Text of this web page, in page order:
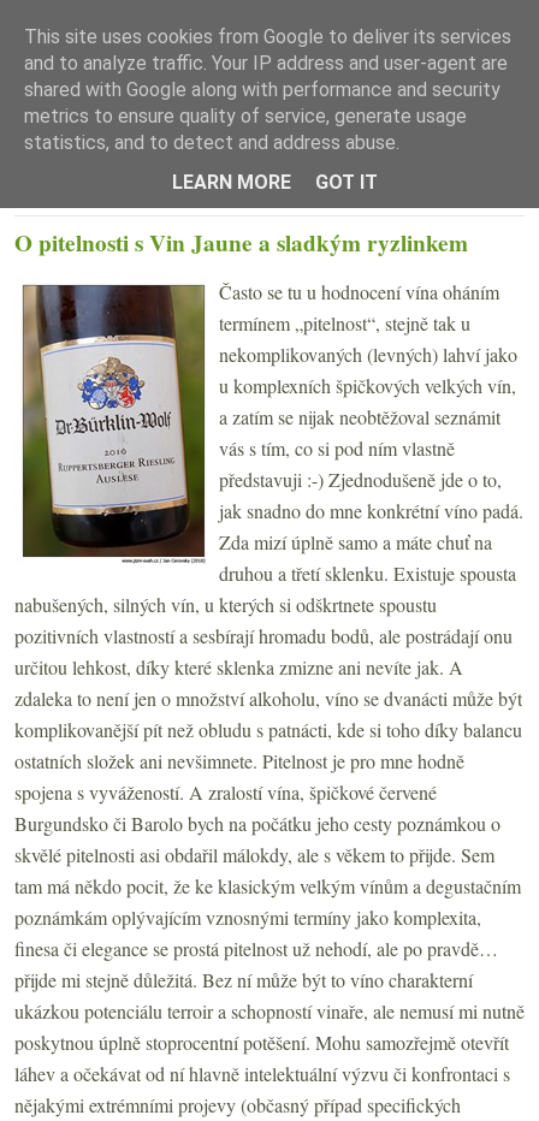
☰ Menu
O pitelnosti s Vin Jaune a sladkým ryzlinkem
Často se tu u hodnocení vína oháním
termínem „pitelnost“, stejně tak u
nekomplikovaných (levných) lahví jako
u komplexních špičkových velkých vín,
a zatím se nijak neobtěžoval seznámit
vás s tím, co si pod ním vlastně
představuji :-) Zjednodušeně jde o to,
jak snadno do mne konkrétní víno padá.
Zda mizí úplně samo a máte chuť na
druhou a třetí sklenku. Existuje spousta
nabušených, silných vín, u kterých si odškrtnete spoustu
pozitivních vlastností a sesbírají hromadu bodů, ale postrádají onu
určitou lehkost, díky které sklenka zmizne ani nevíte jak. A
zdaleka to není jen o množství alkoholu, víno se dvanácti může být
komplikovanější pít než obludu s patnácti, kde si toho díky balancu
ostatních složek ani nevšimnete. Pitelnost je pro mne hodně
spojena s vyvážeností. A zralostí vína, špičkové červené
Burgundsko či Barolo bych na počátku jeho cesty poznámkou o
skvělé pitelnosti asi obdařil málokdy, ale s věkem to přijde. Sem
tam má někdo pocit, že ke klasickým velkým vínům a degustačním
poznámkám oplývajícím vznosnými termíny jako komplexita,
finesa či elegance se prostá pitelnost už nehodí, ale po pravdě…
přijde mi stejně důležitá. Bez ní může být to víno charakterní
ukázkou potenciálu terroir a schopností vinaře, ale nemusí mi nutně
poskytnou úplně stoprocentní potěšení. Mohu samozřejmě otevřít
láhev a očekávat od ní hlavně intelektuální výzvu či konfrontaci s
nějakými extrémními projevy (občasný případ specifických
This site uses cookies from Google to deliver its services
and to analyze traffic. Your IP address and user-agent are
shared with Google along with performance and security
metrics to ensure quality of service, generate usage
statistics, and to detect and address abuse.
LEARN MORE
GOT IT